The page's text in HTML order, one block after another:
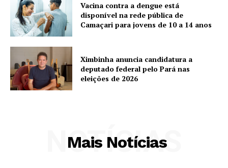
Vacina contra a dengue está
disponível na rede pública de
Camaçari para jovens de 10 a 14 anos
Ximbinha anuncia candidatura a
deputado federal pelo Pará nas
eleições de 2026
Mais Notícias
NOTÍCIAS